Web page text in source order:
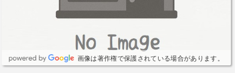
画像は著作権で保護されている場合があります。